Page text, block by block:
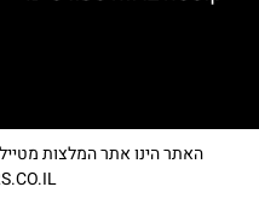
האתר הינו אתר המלצות